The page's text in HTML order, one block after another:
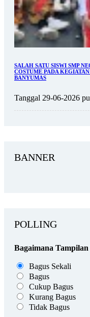
SALAH SATU SISWI SMP
COSTUME PADA
BANYUMAS
Tanggal 29-06-2026
BANNER
POLLING
Bagaimana
Bagus Sekali
Bagus
Cukup Bagus
Kurang Bagus
Tidak Bagus